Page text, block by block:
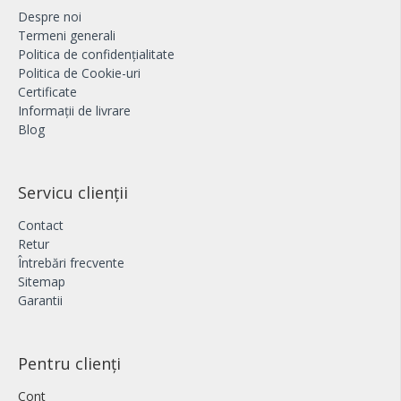
Despre noi
Termeni generali
Politica de confidențialitate
Politica de Cookie-uri
Certificate
Informații de livrare
Blog
Servicu clienții
Contact
Retur
Întrebări frecvente
Sitemap
Garantii
Pentru clienți
Cont